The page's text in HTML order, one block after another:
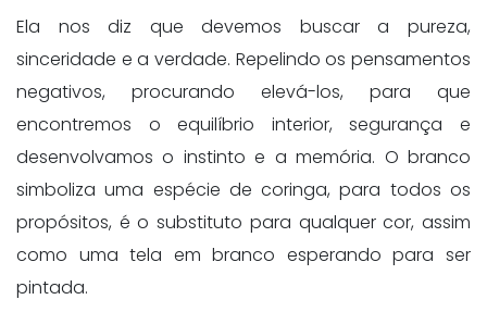
Ela nos diz que devemos buscar a pureza,
sinceridade e a verdade. Repelindo os pensamentos
negativos, procurando elevá-los, para que
encontremos o equilíbrio interior, segurança e
desenvolvamos o instinto e a memória. O branco
simboliza uma espécie de coringa, para todos os
propósitos, é o substituto para qualquer cor, assim
como uma tela em branco esperando para ser
pintada.